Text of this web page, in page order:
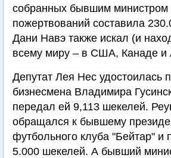
собранных бывшим министром
пожертвований составила
Дани Навэ также искал (и
всему миру – в США, Канаде и
Депутат Лея Нес удостоилась
бизнесмена Владимира
передал ей 9,113 шекелей.
обращался к бывшему
футбольного клуба "Бейтар" и
5.000 шекелей. А бывший